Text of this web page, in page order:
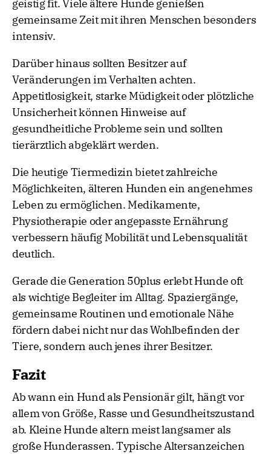
geistig fit. Viele ältere Hunde genießen
gemeinsame Zeit mit ihren Menschen besonders
intensiv.
Darüber hinaus sollten Besitzer auf
Veränderungen im Verhalten achten.
Appetitlosigkeit, starke Müdigkeit oder plötzliche
Unsicherheit können Hinweise auf
gesundheitliche Probleme sein und sollten
tierärztlich abgeklärt werden.
Die heutige Tiermedizin bietet zahlreiche
Möglichkeiten, älteren Hunden ein angenehmes
Leben zu ermöglichen. Medikamente,
Physiotherapie oder angepasste Ernährung
verbessern häufig Mobilität und Lebensqualität
deutlich.
Gerade die Generation 50plus erlebt Hunde oft
als wichtige Begleiter im Alltag. Spaziergänge,
gemeinsame Routinen und emotionale Nähe
fördern dabei nicht nur das Wohlbefinden der
Tiere, sondern auch jenes ihrer Besitzer.
Fazit
Ab wann ein Hund als Pensionär gilt, hängt vor
allem von Größe, Rasse und Gesundheitszustand
ab. Kleine Hunde altern meist langsamer als
große Hunderassen. Typische Altersanzeichen